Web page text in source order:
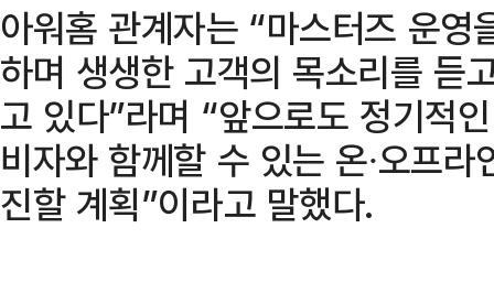
아워홈 관계자는 “마스터즈 운
하며 생생한 고객의 목소리를 듣
고 있다”라며 “앞으로도 정기적
비자와 함께할 수 있는 온∙오프
진할 계획”이라고 말했다.